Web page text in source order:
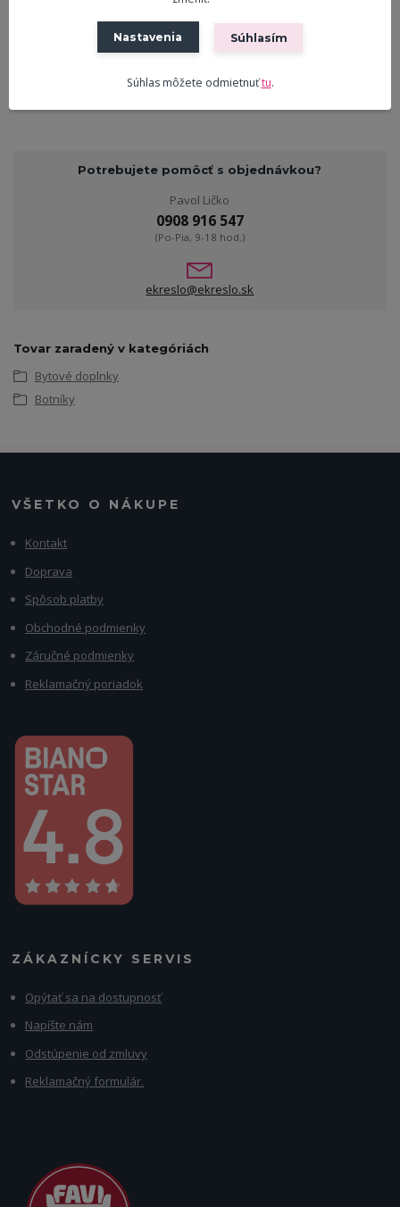
64
63
Potrebujete pomôcť s objednávkou?
Pavol Ličko
0908 916 547
(Po-Pia, 9-18 hod.)
ekreslo@ekreslo.sk
Tovar zaradený v kategóriách
Bytové doplnky
Botníky
VŠETKO O NÁKUPE
Kontakt
Doprava
Spôsob platby
Obchodné podmienky
Záručné podmienky
Reklamačný poriadok
ZÁKAZNÍCKY SERVIS
Opýtať sa na dostupnosť
Napíšte nám
Odstúpenie od zmluvy
Reklamačný formulár.
Nastavenia Súhlasím
Súhlas môžete odmietnuťtu.